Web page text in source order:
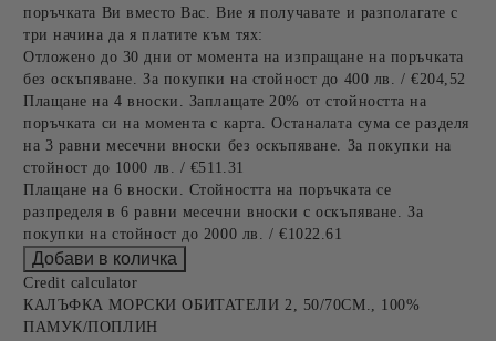
поръчката Ви вместо Вас. Вие я получавате и разполагате с
три начина да я платите към тях:
Отложено до 30 дни от момента на изпращане на поръчката
без оскъпяване. За покупки на стойност до 400 лв. / €204,52
Плащане на 4 вноски. Заплащате 20% от стойността на
поръчката си на момента с карта. Останалата сума се разделя
на 3 равни месечни вноски без оскъпяване. За покупки на
стойност до 1000 лв. / €511.31
Плащане на 6 вноски. Стойността на поръчката се
разпределя в 6 равни месечни вноски с оскъпяване. За
покупки на стойност до 2000 лв. / €1022.61
Credit calculator
КАЛЪФКА МОРСКИ ОБИТАТЕЛИ 2, 50/70СМ., 100%
ПАМУК/ПОПЛИН